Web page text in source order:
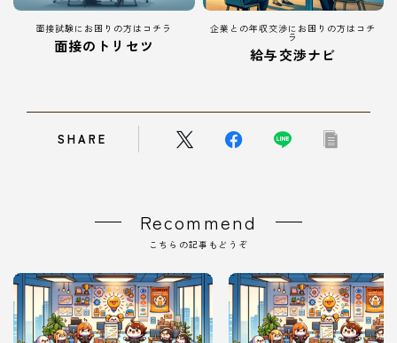
面接試験にお困りの方はコチラ
面接のトリセツ
企業との年収交渉にお困りの方はコチ
ラ
給与交渉ナビ
SHARE
Recommend
こちらの記事もどうぞ